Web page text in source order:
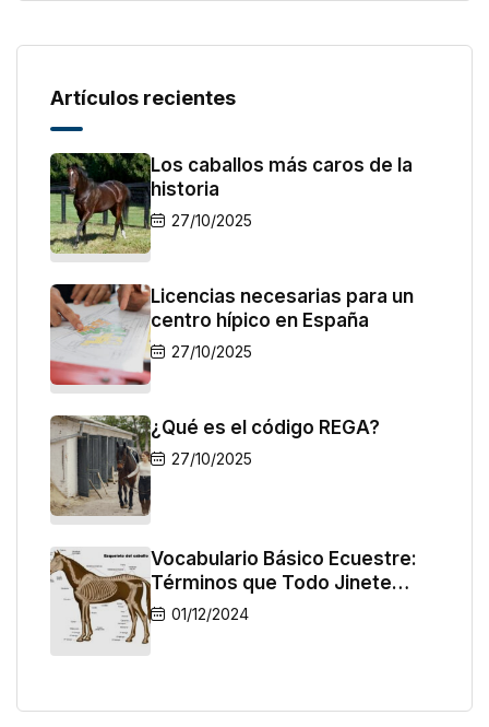
Artículos recientes
Los caballos más caros de la
historia
27/10/2025
Licencias necesarias para un
centro hípico en España
27/10/2025
¿Qué es el código REGA?
27/10/2025
Vocabulario Básico Ecuestre:
Términos que Todo Jinete
Debe Conocer
01/12/2024